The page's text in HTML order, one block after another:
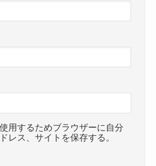
用するためブラウザーに自分
レス、サイトを保存する。